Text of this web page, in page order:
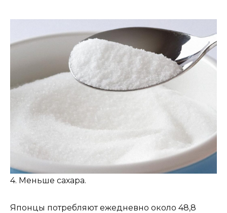
4. Меньше сахара.
Японцы потребляют ежедневно около 48,8